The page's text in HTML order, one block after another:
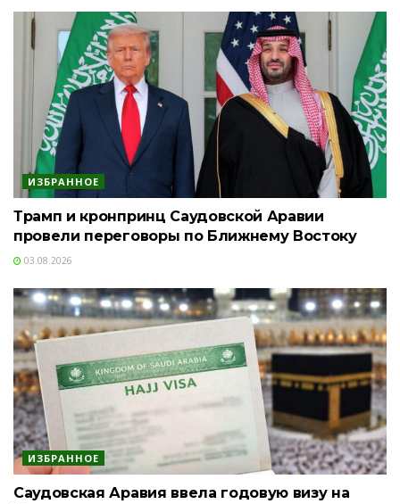
ИЗБРАННОЕ
Трамп и кронпринц Саудовской Аравии
провели переговоры по Ближнему Востоку
03.08.2026
ИЗБРАННОЕ
Саудовская Аравия ввела годовую визу на